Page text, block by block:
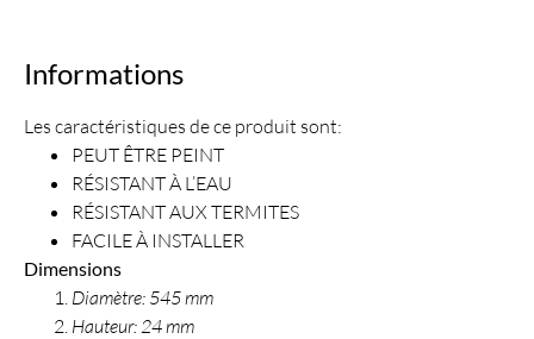
Informations
Les caractéristiques de ce produit sont:
PEUT ÊTRE PEINT
RÉSISTANT À L’EAU
RÉSISTANT AUX TERMITES
FACILE À INSTALLER
Dimensions
Diamètre: 545 mm
Hauteur: 24 mm